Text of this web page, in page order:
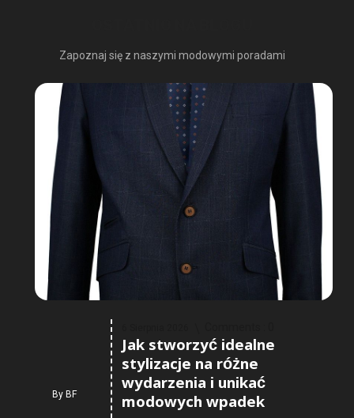
Zapoznaj się z naszymi modowymi poradami
ByBF
Jak stworzyć idealne
stylizacje na różne
wydarzenia i unikać
modowych wpadek